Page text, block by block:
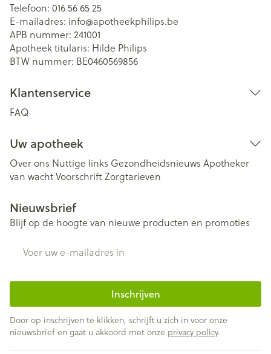
Telefoon: 016 56 65 25
E-mailadres: info@apotheekphilips.be
APB nummer: 241001
Apotheek titularis: Hilde Philips
BTW nummer: BE0460569856
Klantenservice
FAQ
Uw apotheek
Over ons Nuttige links Gezondheidsnieuws Apotheker
van wachtVoorschriftZorgtarieven
Nieuwsbrief
Blijf op de hoogte van nieuwe producten en promoties
Inschrijven
Door op inschrijven te klikken, schrijft u zich in voor onze
nieuwsbrief en gaat u akkoord met onze privacy policy.